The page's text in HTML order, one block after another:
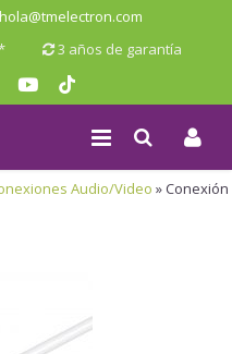
hola@tmelectron.com
3 años de garantía
Audio/Video »Conexión